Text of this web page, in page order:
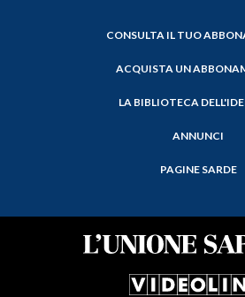
CONSULTA IL TUO
ACQUISTA UN
LA BIBLIOTECA
ANNUNCI
PAGINE SARDE